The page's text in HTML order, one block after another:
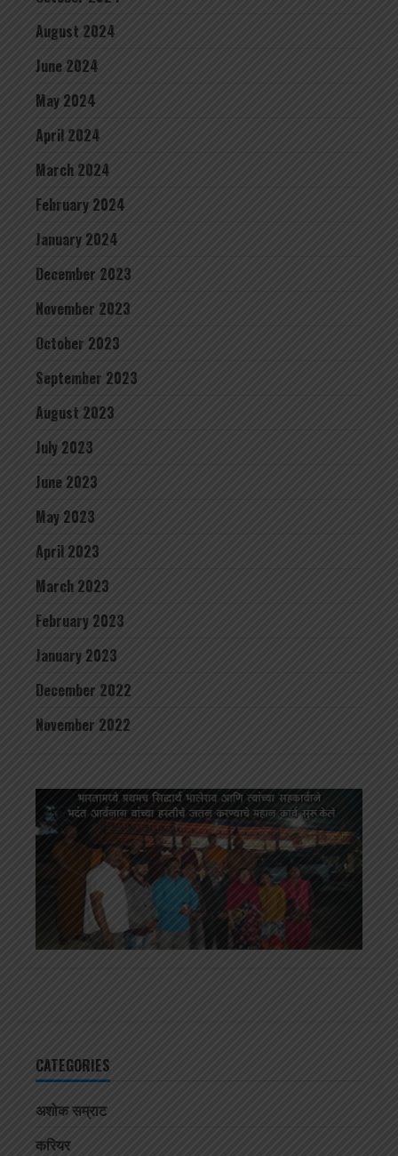
August 2024
June 2024
May 2024
April 2024
March 2024
February 2024
January 2024
December 2023
November 2023
October 2023
September 2023
August 2023
July 2023
June 2023
May 2023
April 2023
March 2023
February 2023
January 2023
December 2022
November 2022
CATEGORIES
अशोक सम्राट
करियर